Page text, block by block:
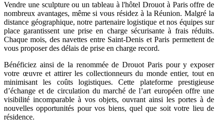
Vendre une sculpture ou un tableau à l'hôtel Drouot à Paris offre de
nombreux avantages, même si vous résidez à la Réunion. Malgré la
distance géographique, notre partenaire logistique et nos équipes sur
place garantissent une prise en charge sécurisante à frais réduits.
Chaque mois, des navettes entre Saint-Denis et Paris permettent de
vous proposer des délais de prise en charge record.
Bénéficiez ainsi de la renommée de Drouot Paris pour y exposer
votre œuvre et attirer les collectionneurs du monde entier, tout en
minimisant les coûts logistiques. Cette plateforme prestigieuse
d’échange et de circulation du marché de l’art européen offre une
visibilité incomparable à vos objets, ouvrant ainsi les portes à de
nouvelles opportunités pour vos biens, quel que soit votre lieu de
résidence.